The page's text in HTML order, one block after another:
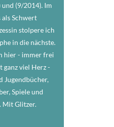
(9/2014). Im
Schwert
stolpere ich
in die nächste.
hier - immer frei
ganz viel Herz -
Jugendbücher,
Spiele und
Mit Glitzer.